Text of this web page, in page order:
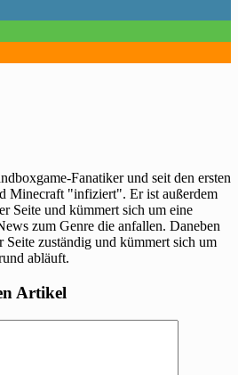
Fanatiker und seit den ersten
Minecraft "infiziert". Er ist außerdem
Seite und kümmert sich um eine
zum Genre die anfallen. Daneben
zuständig und kümmert sich um
abläuft.
Artikel